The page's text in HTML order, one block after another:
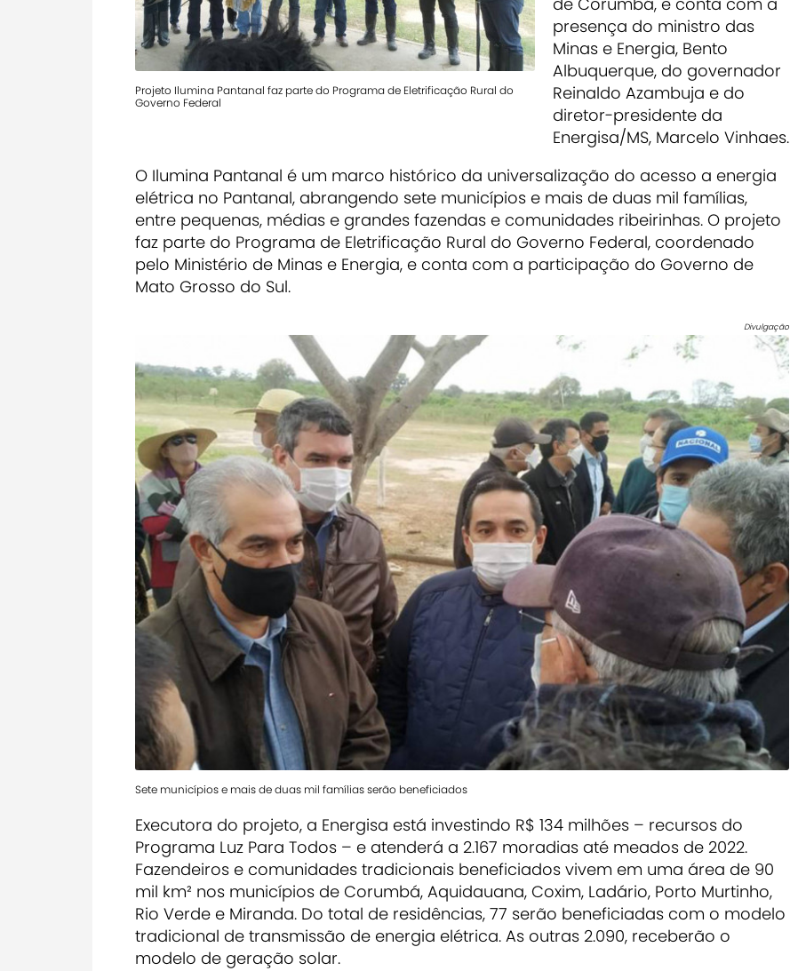
Projeto Ilumina Pantanal faz parte do Programa de Eletrificação Rural do
Governo Federal
presença do ministro das
Minas e Energia, Bento
Albuquerque, do governador
Reinaldo Azambuja e do
diretor-presidente da
Energisa/MS, Marcelo Vinhaes.
O Ilumina Pantanal é um marco histórico da universalização do acesso a energia
elétrica no Pantanal, abrangendo sete municípios e mais de duas mil famílias,
entre pequenas, médias e grandes fazendas e comunidades ribeirinhas. O projeto
faz parte do Programa de Eletrificação Rural do Governo Federal, coordenado
pelo Ministério de Minas e Energia, e conta com a participação do Governo de
Mato Grosso do Sul.
Divulgação
Sete municípios e mais de duas mil famílias serão beneficiados
Executora do projeto, a Energisa está investindo R$ 134 milhões – recursos do
Programa Luz Para Todos – e atenderá a 2.167 moradias até meados de 2022.
Fazendeiros e comunidades tradicionais beneficiados vivem em uma área de 90
mil km² nos municípios de Corumbá, Aquidauana, Coxim, Ladário, Porto Murtinho,
Rio Verde e Miranda. Do total de residências, 77 serão beneficiadas com o modelo
tradicional de transmissão de energia elétrica. As outras 2.090, receberão o
modelo de geração solar.